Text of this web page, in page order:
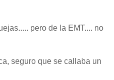
pero de la EMT.... no
seguro que se callaba un